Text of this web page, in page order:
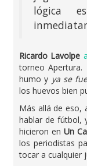
lógica
Ricardo Lavolpe
torneo
humo y ya se
los huevos bien
Más allá de eso,
hablar de fútbol,
hicieron en Un
los periodistas
tocar a cualquier